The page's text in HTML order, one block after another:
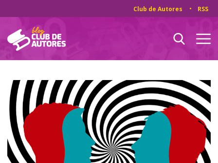
Club de Autores RSS